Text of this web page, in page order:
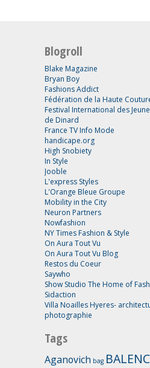
Blogroll
Blake Magazine
Bryan Boy
Fashions Addict
Fédération de la Haute
Festival International des
de Dinard
France TV Info Mode
handicape.org
High Snobiety
In Style
Jooble
L'express Styles
L'Orange Bleue Groupe
Mobility in the City
Neuron Partners
Nowfashion
NY Times Fashion & Style
On Aura Tout Vu
On Aura Tout Vu Blog
Restos du Coeur
Saywho
Show Studio The Home of
Sidaction
Villa Noailles Hyeres-
photographie
Tags
Aganovich bag